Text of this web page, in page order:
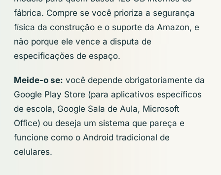
fábrica. Compre se você prioriza a segurança
física da construção e o suporte da Amazon, e
não porque ele vence a disputa de
especificações de espaço.
Meide-o se: você depende obrigatoriamente da
Google Play Store (para aplicativos específicos
de escola, Google Sala de Aula, Microsoft
Office) ou deseja um sistema que pareça e
funcione como o Android tradicional de
celulares.